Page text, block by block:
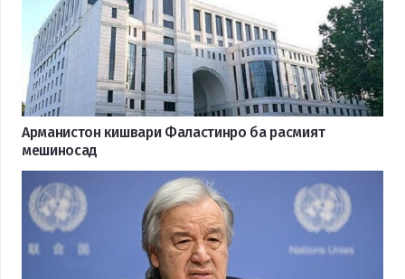
Арманистон кишвари Фаластинро ба расмият
мешиносад